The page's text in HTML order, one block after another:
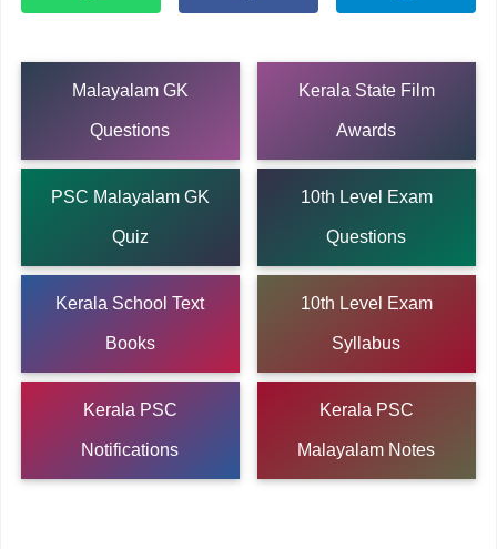
Malayalam GK
Questions
Kerala State Film
Awards
PSC Malayalam GK
Quiz
10th Level Exam
Questions
Kerala School Text
Books
10th Level Exam
Syllabus
Kerala PSC
Notifications
Kerala PSC
Malayalam Notes